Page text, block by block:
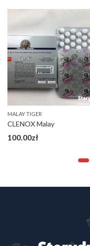
MALAY TIGER
CLENOX Malay
100.00zł